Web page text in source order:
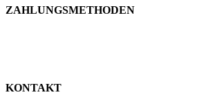
ZAHLUNGSMETHODEN
KONTAKT